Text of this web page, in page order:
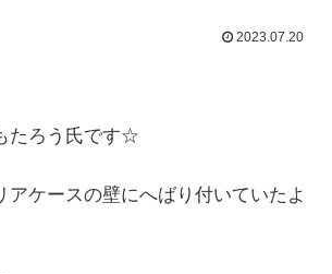
2023.07.20
たろう氏です☆
アケースの壁にへばり付いていたよ